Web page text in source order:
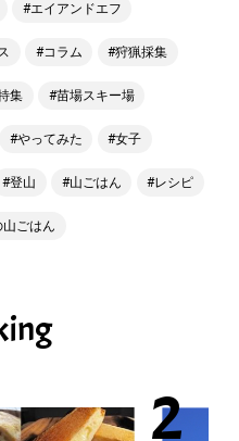
エイアンドエフ
コラム 狩猟採集
集 苗場スキー場
やってみた 女子
登山 山ごはん レシピ
ごはん